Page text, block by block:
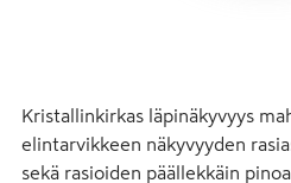
Kristallinkirkas läpinäkyvyys
elintarvikkeen näkyvyyden
sekä rasioiden päällekkäin